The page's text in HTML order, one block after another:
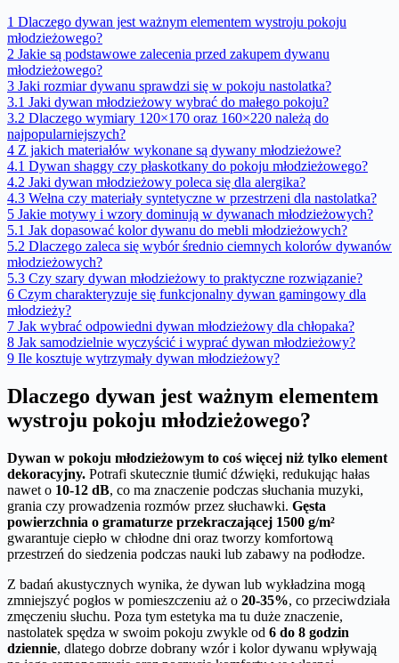
1 Dlaczego dywan jest ważnym elementem wystroju pokoju
młodzieżowego?
2 Jakie są podstawowe zalecenia przed zakupem dywanu
młodzieżowego?
3 Jaki rozmiar dywanu sprawdzi się w pokoju nastolatka?
3.1 Jaki dywan młodzieżowy wybrać do małego pokoju?
3.2 Dlaczego wymiary 120×170 oraz 160×220 należą do
najpopularniejszych?
4 Z jakich materiałów wykonane są dywany młodzieżowe?
4.1 Dywan shaggy czy płaskotkany do pokoju młodzieżowego?
4.2 Jaki dywan młodzieżowy poleca się dla alergika?
4.3 Wełna czy materiały syntetyczne w przestrzeni dla nastolatka?
5 Jakie motywy i wzory dominują w dywanach młodzieżowych?
5.1 Jak dopasować kolor dywanu do mebli młodzieżowych?
5.2 Dlaczego zaleca się wybór średnio ciemnych kolorów dywanów
młodzieżowych?
5.3 Czy szary dywan młodzieżowy to praktyczne rozwiązanie?
6 Czym charakteryzuje się funkcjonalny dywan gamingowy dla
młodzieży?
7 Jak wybrać odpowiedni dywan młodzieżowy dla chłopaka?
8 Jak samodzielnie wyczyścić i wyprać dywan młodzieżowy?
9 Ile kosztuje wytrzymały dywan młodzieżowy?
Dlaczego dywan jest ważnym elementem
wystroju pokoju młodzieżowego?
Dywan w pokoju młodzieżowym to coś więcej niż tylko element
dekoracyjny. Potrafi skutecznie tłumić dźwięki, redukując hałas
nawet o 10-12 dB, co ma znaczenie podczas słuchania muzyki,
grania czy prowadzenia rozmów przez słuchawki. Gęsta
powierzchnia o gramaturze przekraczającej 1500 g/m²
gwarantuje ciepło w chłodne dni oraz tworzy komfortową
przestrzeń do siedzenia podczas nauki lub zabawy na podłodze.
Z badań akustycznych wynika, że dywan lub wykładzina mogą
zmniejszyć pogłos w pomieszczeniu aż o 20-35%, co przeciwdziała
zmęczeniu słuchu. Poza tym estetyka ma tu duże znaczenie,
nastolatek spędza w swoim pokoju zwykle od 6 do 8 godzin
dziennie, dlatego dobrze dobrany wzór i kolor dywanu wpływają